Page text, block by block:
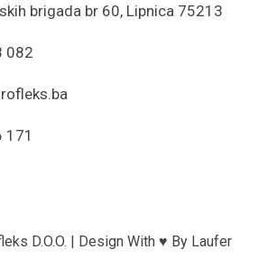
brigada br 60, Lipnica 75213
082
171
D.o.o. | Design With ♥ By Laufer